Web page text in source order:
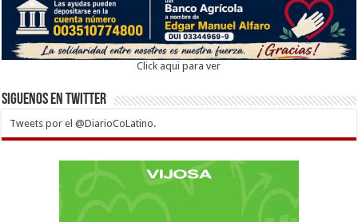
Click aqui para ver
Siguenos en twitter
Tweets por el @DiarioCoLatino.